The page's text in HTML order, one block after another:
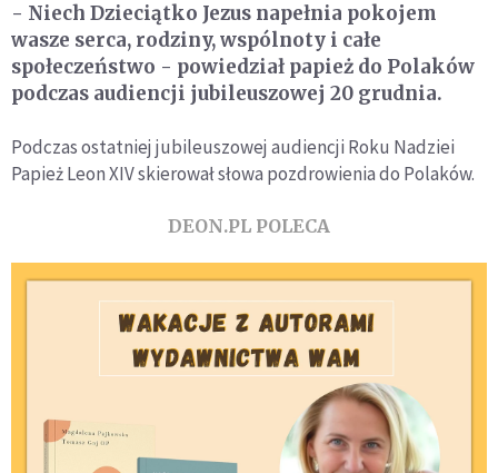
- Niech Dzieciątko Jezus napełnia pokojem
wasze serca, rodziny, wspólnoty i całe
społeczeństwo - powiedział papież do Polaków
podczas audiencji jubileuszowej 20 grudnia.
Podczas ostatniej jubileuszowej audiencji Roku Nadziei
Papież Leon XIV skierował słowa pozdrowienia do Polaków.
DEON.PL POLECA